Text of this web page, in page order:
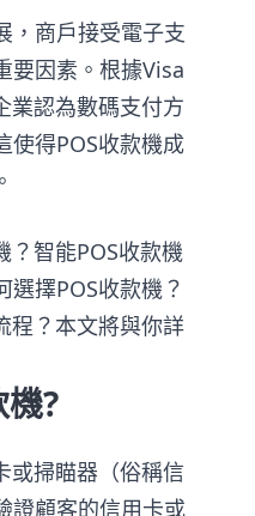
，商戶接受電子支
要因素。根據Visa
業認為數碼支付方
使得POS收款機成
？智能POS收款機
擇POS收款機？
程？本文將與你詳
?
或掃瞄器（俗稱信
證顧客的信用卡或